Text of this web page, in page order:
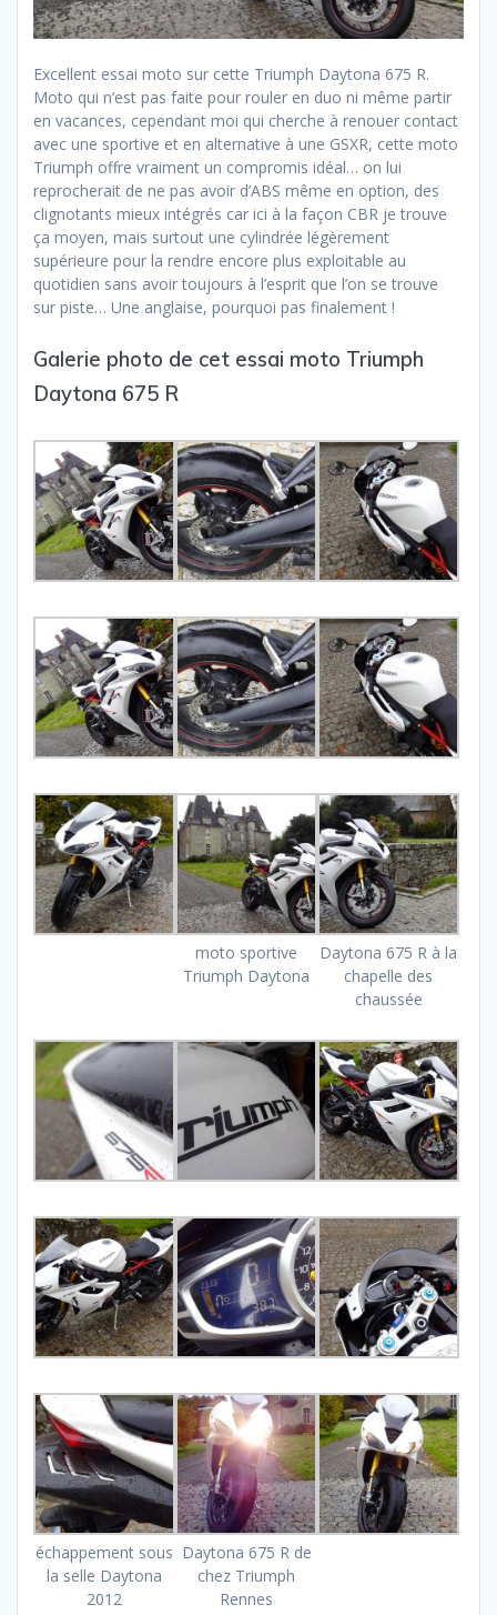
Excellent essai moto sur cette Triumph Daytona 675 R.
Moto qui n’est pas faite pour rouler en duo ni même partir
en vacances, cependant moi qui cherche à renouer contact
avec une sportive et en alternative à une GSXR, cette moto
Triumph offre vraiment un compromis idéal… on lui
reprocherait de ne pas avoir d’ABS même en option, des
clignotants mieux intégrés car ici à la façon CBR je trouve
ça moyen, mais surtout une cylindrée légèrement
supérieure pour la rendre encore plus exploitable au
quotidien sans avoir toujours à l’esprit que l’on se trouve
sur piste… Une anglaise, pourquoi pas finalement !
Galerie photo de cet essai moto Triumph
Daytona 675 R
moto sportive
Triumph Daytona
Daytona 675 R à la
chapelle des
chaussée
échappement sous
la selle Daytona
2012
Daytona 675 R de
chez Triumph
Rennes